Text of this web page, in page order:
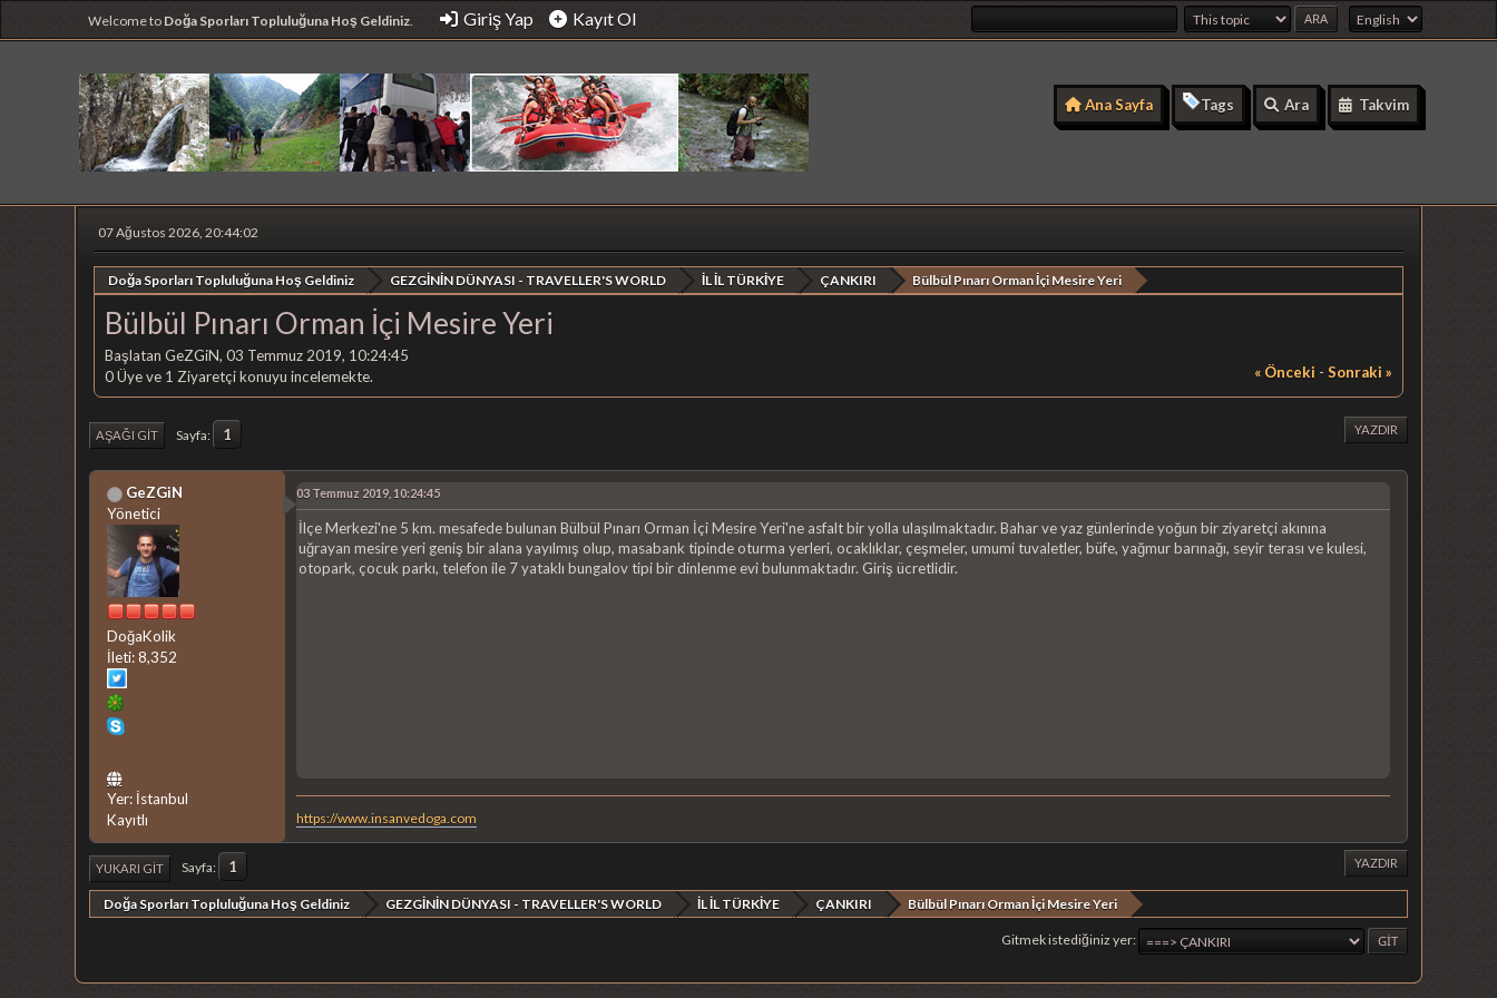
Welcome to Doğa Sporları Topluluğuna Hoş Geldiniz. Giriş Yap Kayıt Ol
Ana Sayfa Tags Ara Takvim
07 Ağustos 2026, 20:44:02
Doğa Sporları Topluluğuna Hoş Geldiniz GEZGİNİN DÜNYASI - TRAVELLER'S WORLD İL İL TÜRKİYE ÇANKIRI Bülbül Pınarı Orman İçi Mesire Yeri
Bülbül Pınarı Orman İçi Mesire Yeri
Başlatan GeZGiN, 03 Temmuz 2019, 10:24:45
« Önceki - Sonraki »
0 Üye ve 1 Ziyaretçi konuyu incelemekte.
YAZDIR
AŞAĞI GIT Sayfa 1
GeZGiN
Yönetici
DoğaKolik
İleti: 8,352
Yer: İstanbul
Kayıtlı
03 Temmuz 2019, 10:24:45
İlçe Merkezi'ne 5 km. mesafede bulunan Bülbül Pınarı Orman İçi Mesire Yeri'ne asfalt bir yolla ulaşılmaktadır. Bahar ve yaz günlerinde yoğun bir ziyaretçi akınına
uğrayan mesire yeri geniş bir alana yayılmış olup, masabank tipinde oturma yerleri, ocaklıklar, çeşmeler, umumi tuvaletler, büfe, yağmur barınağı, seyir terası ve kulesi,
otopark, çocuk parkı, telefon ile 7 yataklı bungalov tipi bir dinlenme evi bulunmaktadır. Giriş ücretlidir.
https://www.insanvedoga.com
YAZDIR
YUKARI GIT Sayfa 1
Doğa Sporları Topluluğuna Hoş Geldiniz GEZGİNİN DÜNYASI - TRAVELLER'S WORLD İL İL TÜRKİYE ÇANKIRI Bülbül Pınarı Orman İçi Mesire Yeri
Gitmek istediğiniz yer